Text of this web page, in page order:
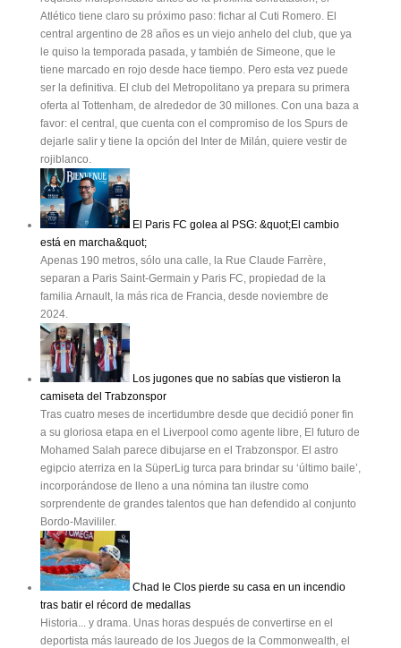
Atlético tiene claro su próximo paso: fichar al Cuti Romero. El
central argentino de 28 años es un viejo anhelo del club, que ya
le quiso la temporada pasada, y también de Simeone, que le
tiene marcado en rojo desde hace tiempo. Pero esta vez puede
ser la definitiva. El club del Metropolitano ya prepara su primera
oferta al Tottenham, de alrededor de 30 millones. Con una baza a
favor: el central, que cuenta con el compromiso de los Spurs de
dejarle salir y tiene la opción del Inter de Milán, quiere vestir de
rojiblanco.
El Paris FC golea al PSG: &quot;El cambio
está en marcha&quot;
Apenas 190 metros, sólo una calle, la Rue Claude Farrère,
separan a Paris Saint-Germain y Paris FC, propiedad de la
familia Arnault, la más rica de Francia, desde noviembre de
2024.
Los jugones que no sabías que vistieron la
camiseta del Trabzonspor
Tras cuatro meses de incertidumbre desde que decidió poner fin
a su gloriosa etapa en el Liverpool como agente libre, El futuro de
Mohamed Salah parece dibujarse en el Trabzonspor. El astro
egipcio aterriza en la SüperLig turca para brindar su ‘último baile’,
incorporándose de lleno a una nómina tan ilustre como
sorprendente de grandes talentos que han defendido al conjunto
Bordo-Mavililer.
Chad le Clos pierde su casa en un incendio
tras batir el récord de medallas
Historia... y drama. Unas horas después de convertirse en el
deportista más laureado de los Juegos de la Commonwealth, el